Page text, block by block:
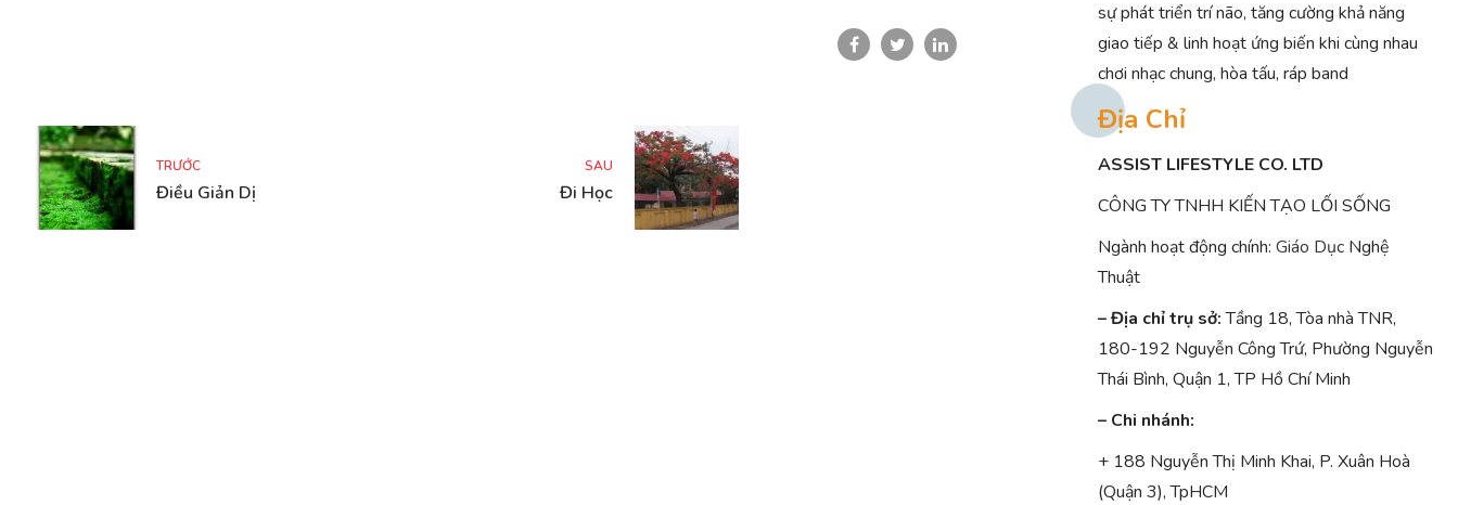
TRƯỚC
Điều Giản Dị
SAU
Đi Học
sự phát triển trí não, tăng cường khả năng
giao tiếp & linh hoạt ứng biến khi cùng nhau
chơi nhạc chung, hòa tấu, ráp band
Địa Chỉ
ASSIST LIFESTYLE CO. LTD
CÔNG TY TNHH KIẾN TẠO LỐI SỐNG
Ngành hoạt động chính: Giáo Dục Nghệ
Thuật
– Địa chỉ trụ sở:Tầng 18, Tòa nhà TNR,
180-192 Nguyễn Công Trứ, Phường Nguyễn
Thái Bình, Quận 1, TP Hồ Chí Minh
– Chi nhánh:
+ 188 Nguyễn Thị Minh Khai, P. Xuân Hoà
(Quận 3), TpHCM